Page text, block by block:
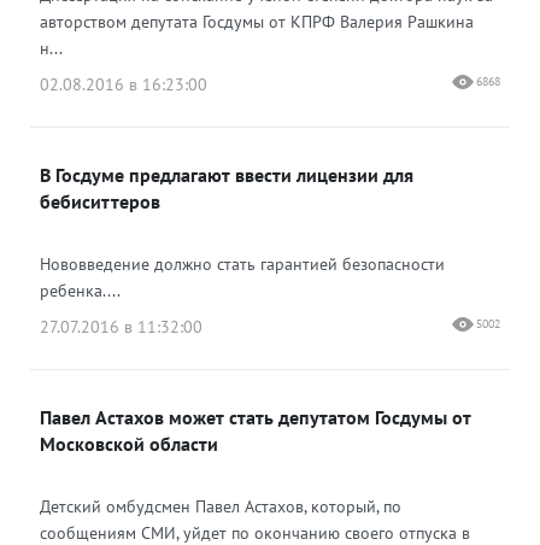
авторством депутата Госдумы от КПРФ Валерия Рашкина
н...
02.08.2016 в 16:23:00
6868
В Госдуме предлагают ввести лицензии для
бебиситтеров
Нововведение должно стать гарантией безопасности
ребенка....
27.07.2016 в 11:32:00
5002
Павел Астахов может стать депутатом Госдумы от
Московской области
Детский омбудсмен Павел Астахов, который, по
сообщениям СМИ, уйдет по окончанию своего отпуска в